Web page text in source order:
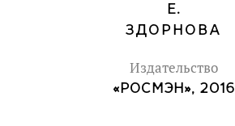
Е.
ЗДОРНОВА
Издательство
«РОСМЭН», 2016